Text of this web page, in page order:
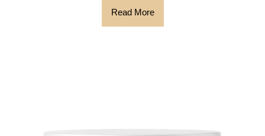
Read MoreRead
More